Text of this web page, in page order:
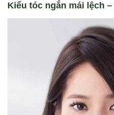
Kiểu tóc ngắn mái lệch –